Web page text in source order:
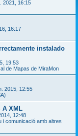
2021, 16:15
16:17
instalado
19:53
de Mapas de MiraMon
2015, 12:55
A XML
12:48
i comunicació amb altres